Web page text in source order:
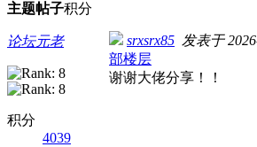
主题帖子积分
论坛元老
积分
4039
srxsrx85 发表于
部楼层
谢谢大佬分享！！